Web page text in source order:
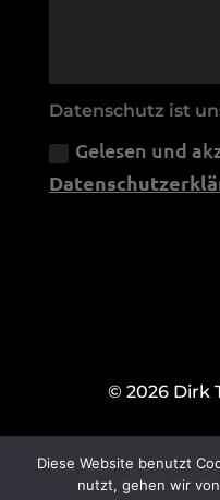
Datenschutz ist
Gelesen und
© 2026 Dirk
IMPRESSUM
Diese Website benutzt
nutzt, gehen wir